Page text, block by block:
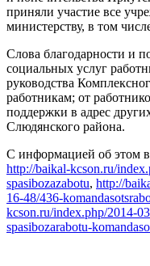
приняли участие все
министерству, в том
Слова благодарности и
социальных услуг
руководства
работникам; от
поддержки в адрес
Слюдянского района.
С информацией об этом
http://baikal-kcson.ru/
spasibozazabotu, http://
16-48/436-
kcson.ru/index.php/2014-
spasibozarabotu-